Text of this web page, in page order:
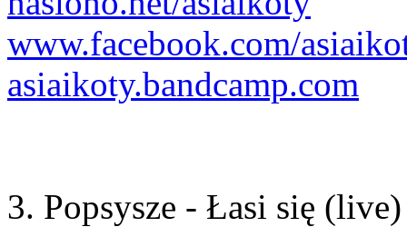
www.facebook.com/
asiaikoty.bandcamp.com
3. Popsysze - Łasi się